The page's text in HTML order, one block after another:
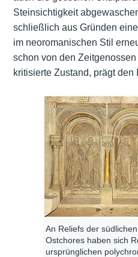
Steinsichtigkeit
schließlich aus Gründen
im neoromanischen Stil
schon von den
kritisierte Zustand, prägt den
An Reliefs der
Ostchores haben sich
ursprünglichen